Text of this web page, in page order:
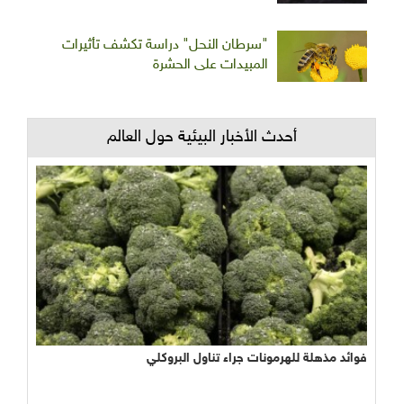
"سرطان النحل" دراسة تكشف تأثيرات
المبيدات على الحشرة
أحدث الأخبار البيئية حول العالم
فوائد مذهلة للهرمونات جراء تناول البروكلي